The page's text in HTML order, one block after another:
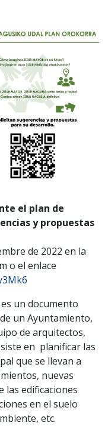
el plan de
y propuestas
de 2022 en la
o el enlace
un documento
un Ayuntamiento,
de arquitectos,
en planificar las
que se llevan a
nuevas
las edificaciones
en el suelo
etc.